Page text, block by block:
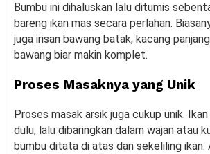
Bumbu ini dihaluskan lalu ditumis
bareng ikan mas secara perlahan.
juga irisan bawang batak, kacang
bawang biar makin komplet.
Proses Masaknya yang Unik
Proses masak arsik juga cukup unik.
dulu, lalu dibaringkan dalam wajan atau
bumbu ditata di atas dan sekeliling ikan.